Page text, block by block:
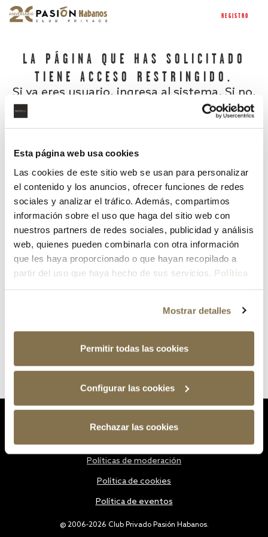
Esta página web usa cookies
Las cookies de este sitio web se usan para personalizar
el contenido y los anuncios, ofrecer funciones de redes
sociales y analizar el tráfico. Además, compartimos
información sobre el uso que haga del sitio web con
nuestros partners de redes sociales, publicidad y análisis
web, quienes pueden combinarla con otra información
que les haya proporcionado o que hayan recopilado a
partir del uso que haya hecho de sus servicios. Política
Mostrar detalles
Permitir todas las cookies
Configurar las cookies
Rechazar las cookies
REGISTRO
LA PÁGINA QUE HAS SOLICITADO
TIENE ACCESO RESTRINGIDO.
Si ya eres usuario, ingresa al sistema. Si no,
¿Has olvidado tu contraseña?
@ 2006-2026 Club Privado Pasión Habanos.
Políticas de moderación
Política de cookies
Política de eventos